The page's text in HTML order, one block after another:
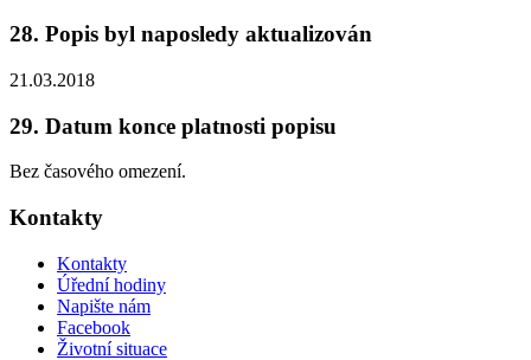
28. Popis byl naposledy aktualizován
21.03.2018
29. Datum konce platnosti popisu
Bez časového omezení.
Kontakty
Kontakty
Úřední hodiny
Napište nám
Facebook
Životní situace